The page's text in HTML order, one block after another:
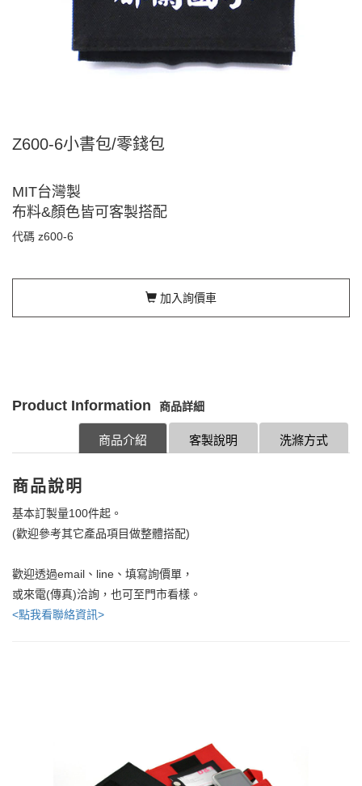
Z600-6小書包/零錢包
MIT台灣製
布料&顏色皆可客製搭配
代碼 z600-6
加入詢價車
Product Information 商品詳細
洗滌方式
客製說明
商品介紹
商品說明
基本訂製量100件起。
(歡迎參考其它產品項目做整體搭配)
歡迎透過email、line、填寫詢價單，
或來電(傳真)洽詢，也可至門市看樣。
<點我看聯絡資訊>